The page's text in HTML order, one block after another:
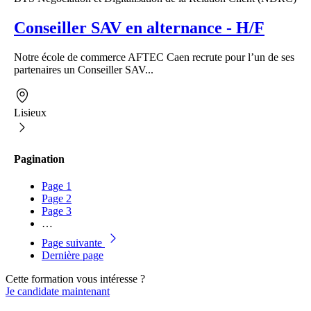
Conseiller SAV en alternance - H/F
Notre école de commerce AFTEC Caen recrute pour l’un de ses
partenaires un Conseiller SAV...
Lisieux
Pagination
Page 1
Page 2
Page 3
…
Page suivante
Dernière page
Cette formation vous intéresse ?
Je candidate maintenant